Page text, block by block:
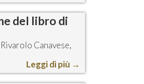
del libro di
Canavese,
Leggi di più →